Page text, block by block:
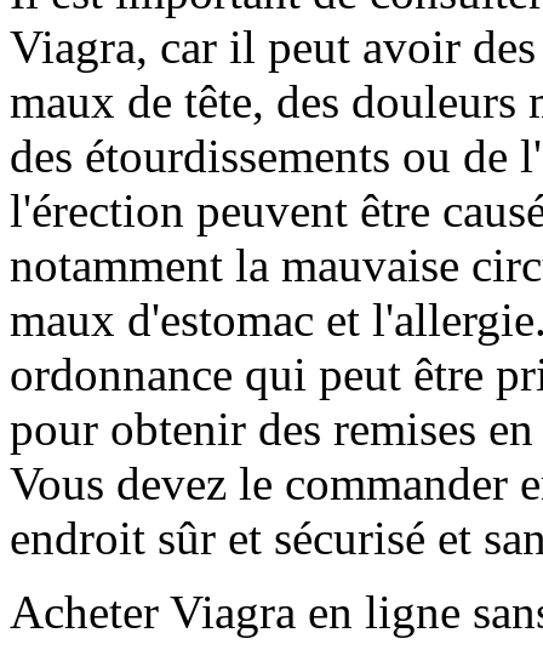
Viagra, car il peut avoir
maux de tête, des douleurs
des étourdissements ou de
l'érection peuvent être
notamment la mauvaise
maux d'estomac et
ordonnance qui peut être
pour obtenir des remises
Vous devez le commander
endroit sûr et sécurisé et
Acheter Viagra en ligne